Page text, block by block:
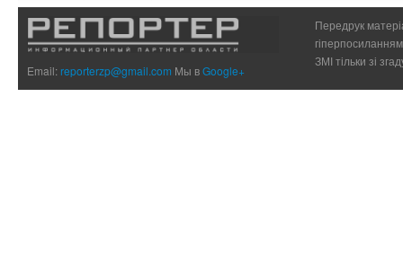
Email:reporterzp@gmail.com Мы вGoogle+
Передрук
ЗМІ тільки зі